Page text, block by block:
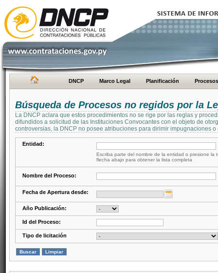
DNCP Marco Legal Planificación Procesos
Búsqueda de Procesos no regidos por la
La DNCP aclara que estos procedimientos no se rige por las reglas y
difundidos a solicitud de las Instituciones Convocantes con el objeto de
controversias, la DNCP no posee atribuciones para dirimir impugnaciones
Entidad:
Escriba parte del nombre de la entidad o presione la
flecha abajo para obtener la lista completa
Nombre del Proceso:
Fecha de Apertura desde:
Año Publicación:
Id del Proceso:
Tipo de licitación